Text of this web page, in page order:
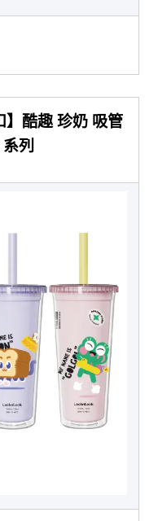
】酷趣 珍奶 吸管
列